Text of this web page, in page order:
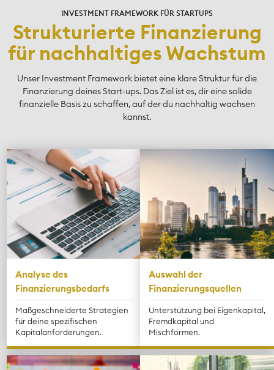
INVESTMENT FRAMEWORK FÜR STARTUPS
Strukturierte Finanzierung
für nachhaltiges Wachstum
Unser Investment Framework bietet eine klare Struktur für die
Finanzierung deines Start-ups. Das Ziel ist es, dir eine solide
finanzielle Basis zu schaffen, auf der du nachhaltig wachsen
kannst.
Analyse des
Finanzierungsbedarfs
Maßgeschneiderte Strategien
für deine spezifischen
Kapitalanforderungen.
Auswahl der
Finanzierungsquellen
Unterstützung bei Eigenkapital,
Fremdkapital und
Mischformen.